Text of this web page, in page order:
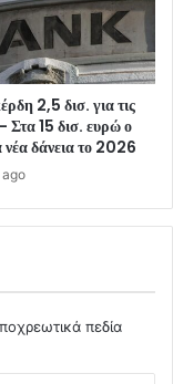
2,5 δισ. για τις
Στα 15 δισ. ευρώ ο
νέα δάνεια το 2026
πεδία